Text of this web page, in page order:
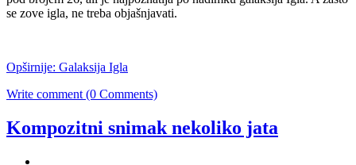
se zove igla, ne treba objašnjavati.
Opširnije: Galaksija Igla
Write comment (0 Comments)
Kompozitni snimak nekoliko jata